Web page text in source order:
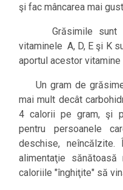
şi fac mâncarea mai
Grăsimile sunt
vitaminele A, D, E şi K
aportul acestor
Un gram de
mai mult decât
4 calorii pe gram, şi
pentru persoanele
deschise, neîncălzite.
alimentaţie
caloriile "înghiţite" să